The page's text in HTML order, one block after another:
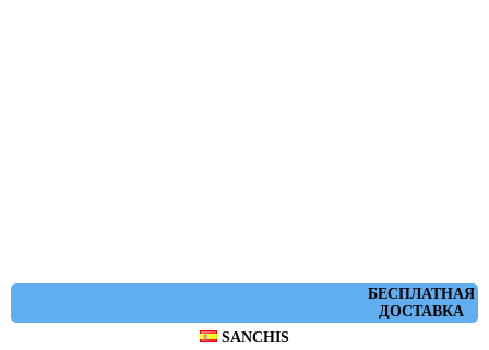
БЕСПЛАТНАЯ
ДОСТАВКА
SANCHIS